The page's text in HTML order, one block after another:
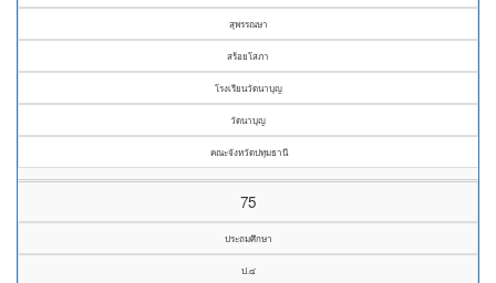
สุพรรณษา
สร้อยโสภา
โรงเรียนวัดนาบุญ
วัดนาบุญ
คณะจังหวัดปทุมธานี
75
ประถมศึกษา
ป.๔